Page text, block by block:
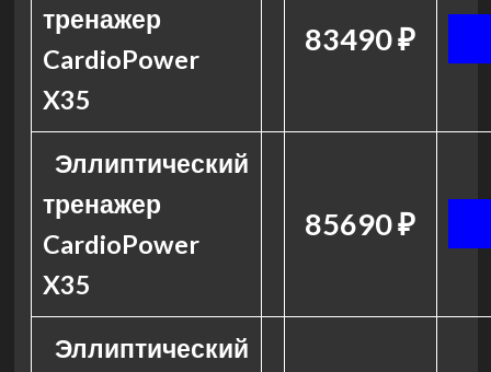
тренажер
CardioPower
X35
83490 ₽
Эллиптический
тренажер
CardioPower
X35
85690 ₽
Эллиптический